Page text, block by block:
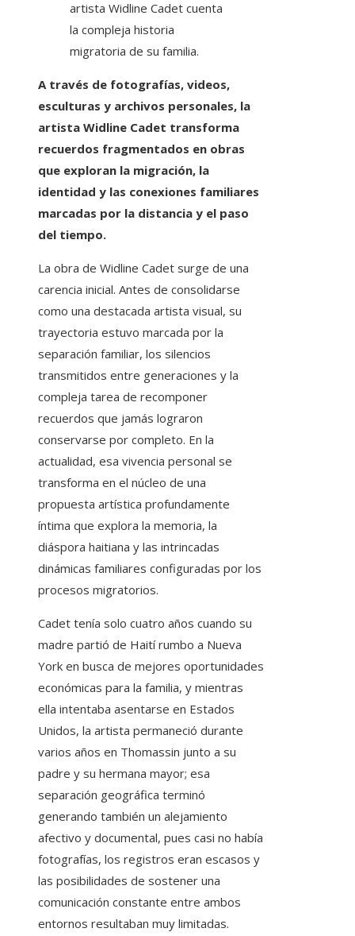
A través de fotografías, videos,
esculturas y archivos personales, la
artista Widline Cadet transforma
recuerdos fragmentados en obras
que exploran la migración, la
identidad y las conexiones familiares
marcadas por la distancia y el paso
del tiempo.
La obra de Widline Cadet surge de una
carencia inicial. Antes de consolidarse
como una destacada artista visual, su
trayectoria estuvo marcada por la
separación familiar, los silencios
transmitidos entre generaciones y la
compleja tarea de recomponer
recuerdos que jamás lograron
conservarse por completo. En la
actualidad, esa vivencia personal se
transforma en el núcleo de una
propuesta artística profundamente
íntima que explora la memoria, la
diáspora haitiana y las intrincadas
dinámicas familiares configuradas por los
procesos migratorios.
Cadet tenía solo cuatro años cuando su
madre partió de Haití rumbo a Nueva
York en busca de mejores oportunidades
económicas para la familia, y mientras
ella intentaba asentarse en Estados
Unidos, la artista permaneció durante
varios años en Thomassin junto a su
padre y su hermana mayor; esa
separación geográfica terminó
generando también un alejamiento
afectivo y documental, pues casi no había
fotografías, los registros eran escasos y
las posibilidades de sostener una
comunicación constante entre ambos
entornos resultaban muy limitadas.